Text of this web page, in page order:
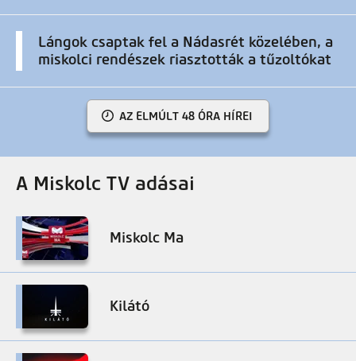
Lángok csaptak fel a Nádasrét közelében, a
miskolci rendészek riasztották a tűzoltókat
AZ ELMÚLT 48 ÓRA HÍREI
A Miskolc TV adásai
Miskolc Ma
Kilátó